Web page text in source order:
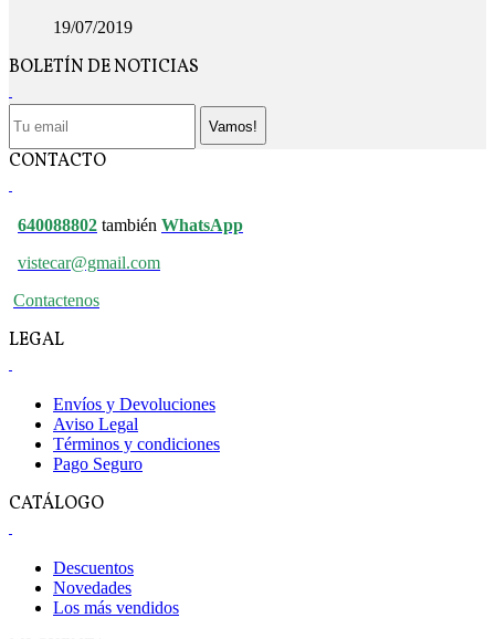
19/07/2019
BOLETÍN DE NOTICIAS
Vamos!
CONTACTO
640088802 también WhatsApp
vistecar@gmail.com
Contactenos
LEGAL
Envíos y Devoluciones
Aviso Legal
Términos y condiciones
Pago Seguro
CATÁLOGO
Descuentos
Novedades
Los más vendidos